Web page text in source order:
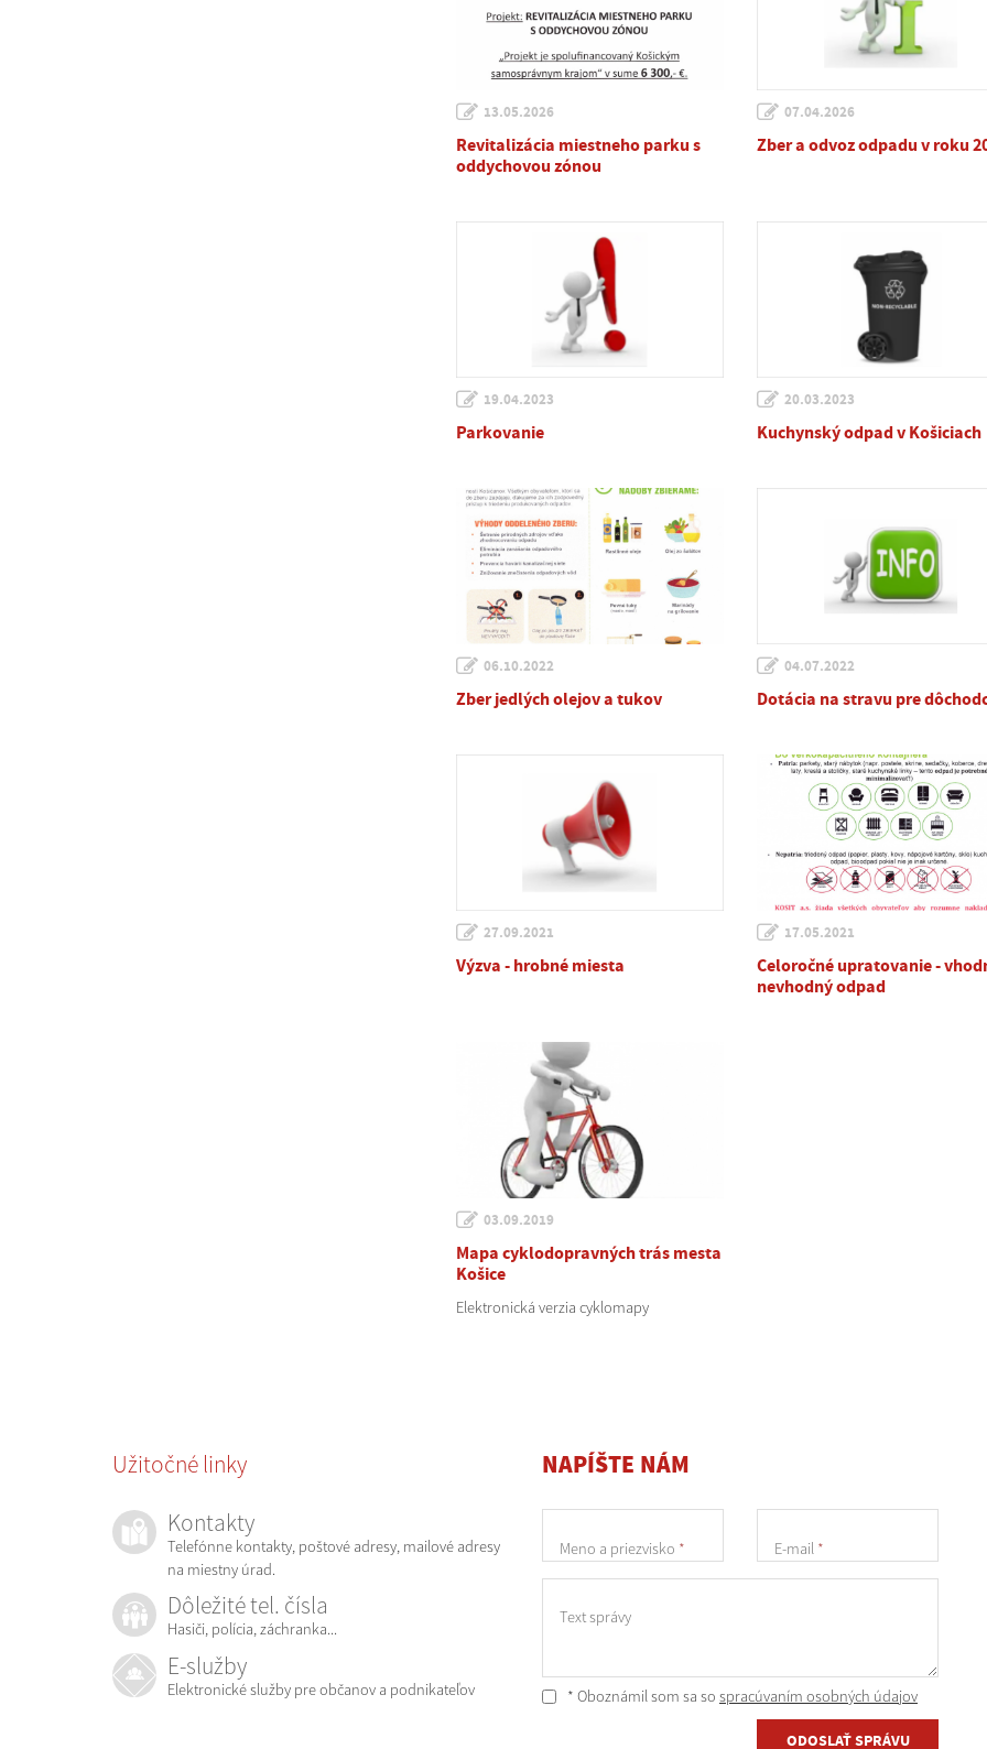
13.05.2026
Revitalizácia miestneho parku s
oddychovou zónou
07.04.2026
Zber a odvoz odpadu v roku
19.04.2023
Parkovanie
20.03.2023
Kuchynský odpad v Košiciach
06.10.2022
Zber jedlých olejov a tukov
04.07.2022
Dotácia na stravu pre
27.09.2021
Výzva - hrobné miesta
17.05.2021
Celoročné upratovanie -
nevhodný odpad
03.09.2019
Mapa cyklodopravných trás mesta
Košice
Elektronická verzia cyklomapy
NAPÍŠTE NÁM
Meno a priezvisko * E-mail *
Text správy
* Oboznámil som sa so spracúvaním osobných údajov
ODOSLAŤ SPRÁVU
Užitočné linky
Kontakty
Telefónne kontakty, poštové adresy, mailové adresy
na miestny úrad.
Dôležité tel. čísla
Hasiči, polícia, záchranka...
E-služby
Elektronické služby pre občanov a podnikateľov